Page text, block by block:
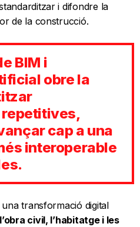
i difondre la
de la construcció.
BIM i
obre la
cap a una
interoperable
una transformació digital
l’obra civil, l’habitatge i les